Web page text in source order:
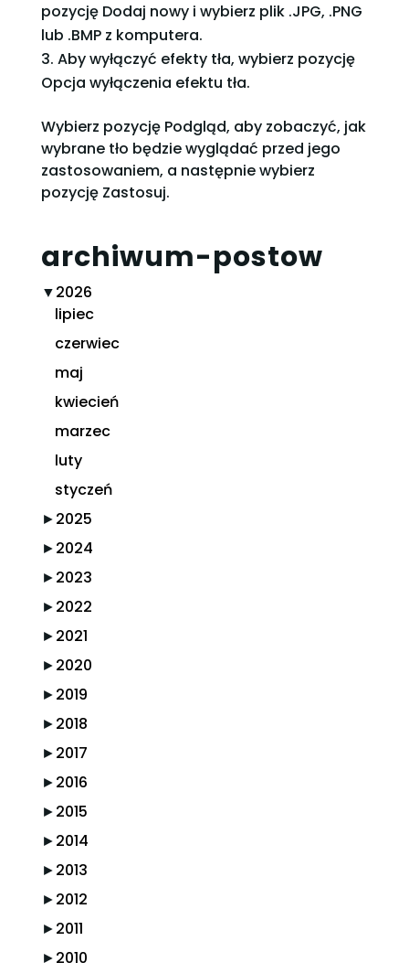
pozycję Dodaj nowy i wybierz plik .JPG, .PNG
lub .BMP z komputera.
Aby wyłączyć efekty tła, wybierz pozycję
Opcja wyłączenia efektu tła.
Wybierz pozycję Podgląd, aby zobaczyć, jak
wybrane tło będzie wyglądać przed jego
zastosowaniem, a następnie wybierz
pozycję Zastosuj.
archiwum-postow
▼2026
lipiec
czerwiec
maj
kwiecień
marzec
luty
styczeń
►2025
►2024
►2023
►2022
►2021
►2020
►2019
►2018
►2017
►2016
►2015
►2014
►2013
►2012
►2011
►2010